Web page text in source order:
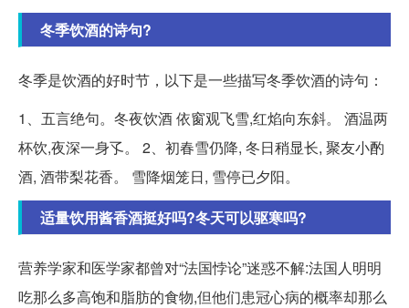
冬季饮酒的诗句?
冬季是饮酒的好时节，以下是一些描写冬季饮酒的诗句：
1、五言绝句。冬夜饮酒 依窗观飞雪,红焰向东斜。 酒温两
杯饮,夜深一身孓。 2、初春雪仍降, 冬日稍显长, 聚友小酌
酒, 酒带梨花香。 雪降烟笼日, 雪停已夕阳。
适量饮用酱香酒挺好吗?冬天可以驱寒吗?
营养学家和医学家都曾对“法国悖论”迷惑不解:法国人明明
吃那么多高饱和脂肪的食物,但他们患冠心病的概率却那么